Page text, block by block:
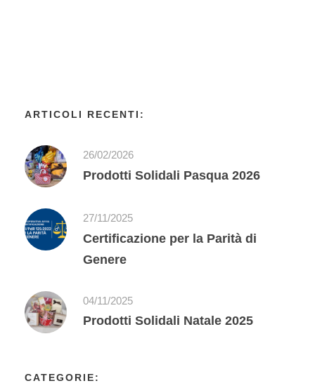
ARTICOLI RECENTI:
26/02/2026
Prodotti Solidali Pasqua 2026
27/11/2025
Certificazione per la Parità di
Genere
04/11/2025
Prodotti Solidali Natale 2025
CATEGORIE: